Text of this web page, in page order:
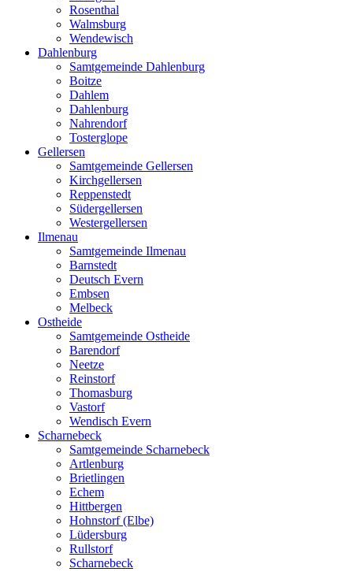
Rosenthal
Walmsburg
Wendewisch
Dahlenburg
Samtgemeinde Dahlenburg
Boitze
Dahlem
Dahlenburg
Nahrendorf
Tosterglope
Gellersen
Samtgemeinde Gellersen
Kirchgellersen
Reppenstedt
Südergellersen
Westergellersen
Ilmenau
Samtgemeinde Ilmenau
Barnstedt
Deutsch Evern
Embsen
Melbeck
Ostheide
Samtgemeinde Ostheide
Barendorf
Neetze
Reinstorf
Thomasburg
Vastorf
Wendisch Evern
Scharnebeck
Samtgemeinde Scharnebeck
Artlenburg
Brietlingen
Echem
Hittbergen
Hohnstorf (Elbe)
Lüdersburg
Rullstorf
Scharnebeck